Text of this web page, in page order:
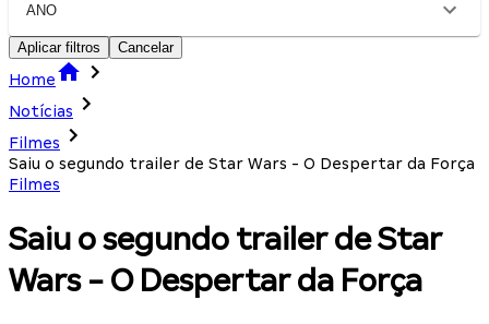
ANO
Aplicar filtros Cancelar
Home
Notícias
Filmes
Saiu o segundo trailer de Star Wars - O Despertar da Força
Filmes
Saiu o segundo trailer de Star
Wars - O Despertar da Força